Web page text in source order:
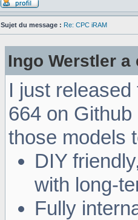
Sujet du message : Re: CPC iRAM
Ingo Werstler a
I just
664 on
those models
DIY
with long-
Fully